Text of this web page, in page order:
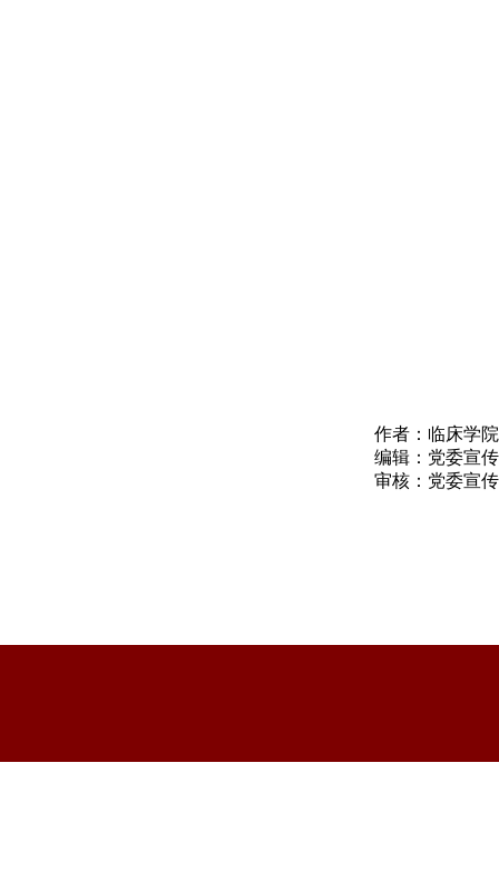
作者：临床学
编辑：党委宣
审核：党委宣